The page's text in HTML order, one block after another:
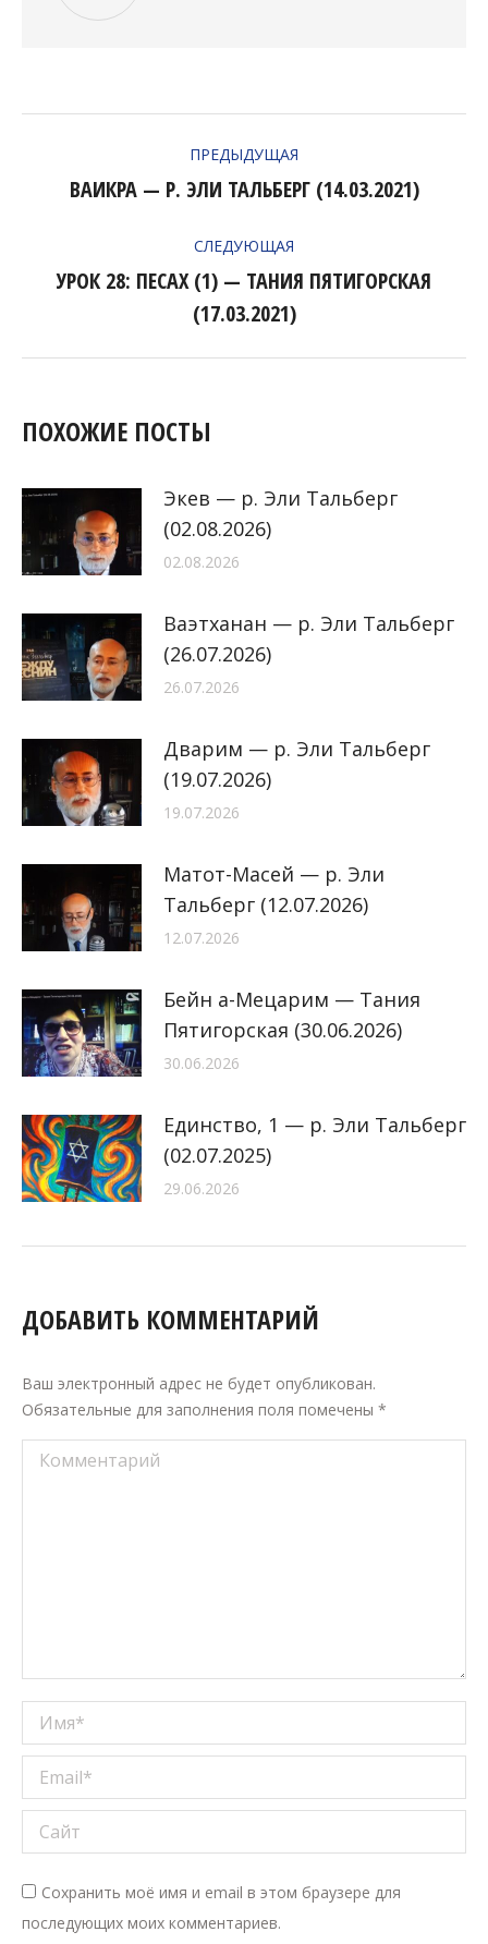
ПРЕДЫДУЩАЯ
Предыдущая
ВАИКРА — Р. ЭЛИ ТАЛЬБЕРГ (14.03.2021)
СЛЕДУЮЩАЯ
Следующая
запись:
УРОК 28: ПЕСАХ (1) — ТАНИЯ ПЯТИГОРСКАЯ
(17.03.2021)
ПОХОЖИЕ ПОСТЫ
Экев — р. Эли Тальберг
(02.08.2026)
02.08.2026
Ваэтханан — р. Эли Тальберг
(26.07.2026)
26.07.2026
Дварим — р. Эли Тальберг
(19.07.2026)
19.07.2026
Матот-Масей — р. Эли
Тальберг (12.07.2026)
12.07.2026
Бейн а-Мецарим — Тания
Пятигорская (30.06.2026)
30.06.2026
Единство, 1 — р. Эли Тальберг
(02.07.2025)
29.06.2026
ДОБАВИТЬ КОММЕНТАРИЙ
Ваш электронный адрес не будет опубликован.
Обязательные для заполнения поля помечены *
Комментарий
Имя *
Email *
Сайт
Сохранить моё имя и email в этом браузере для
последующих моих комментариев.